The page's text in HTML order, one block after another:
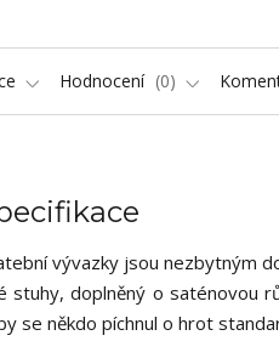
Hodnocení 0
vývazky jsou nezbytným
stuhy, doplněný o saténovou
se někdo píchnul o hrot